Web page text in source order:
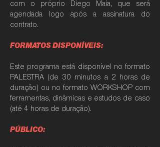
com o próprio Diego Maia, que será
agendada logo após a assinatura do
contrato.
FORMATOS DISPONÍVEIS:
Este programa está disponível no formato
PALESTRA (de 30 minutos a 2 horas de
duração) ou no formato WORKSHOP com
ferramentas, dinâmicas e estudos de caso
(até 4 horas de duração).
PÚBLICO: